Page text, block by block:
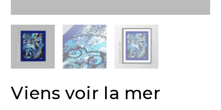
Viens voir la mer